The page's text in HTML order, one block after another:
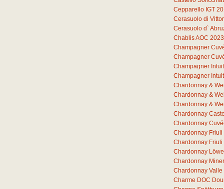
Cepparello IGT
Cerasuolo di
Cerasuolo d`
Chablis AOC 2023
Champagner
Champagner
Champagner
Champagner
Chardonnay &
Chardonnay &
Chardonnay &
Chardonnay
Chardonnay
Chardonnay
Chardonnay
Chardonnay
Chardonnay
Chardonnay Valle
Charme DOC